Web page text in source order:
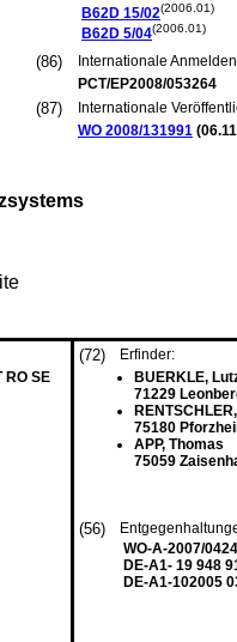
B62D 15/02(2006.01)
B62D 5/04(2006.01)
(86)
Internationale
PCT/EP2008/053264
(87)
Internationale
WO 2008/131991 (
RO SE
(72)
Erfinder:
BUERKLE,
71229
75180
APP, Thomas
75059
(56)
WO-A-2007/
DE-A1- 19 948
DE-A1-102005